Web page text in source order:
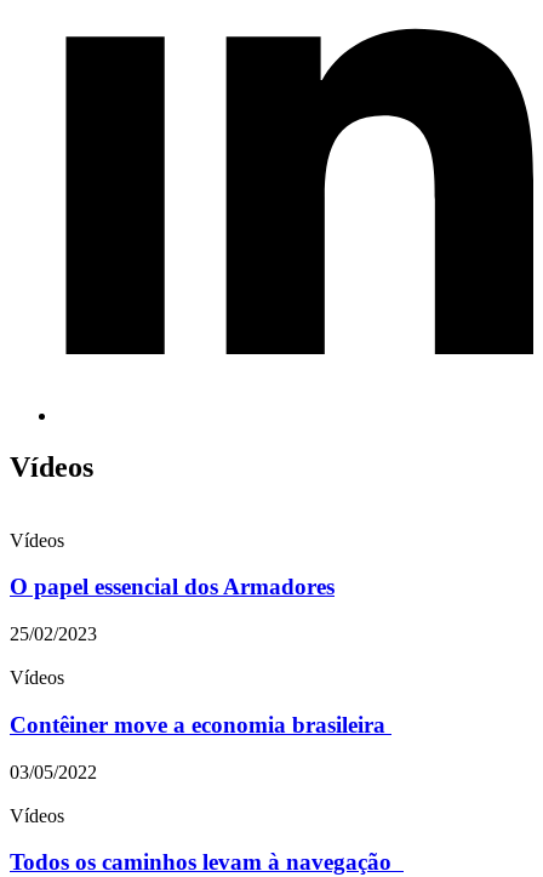
Vídeos
Vídeos
O papel essencial dos Armadores
25/02/2023
Vídeos
Contêiner move a economia brasileira
03/05/2022
Vídeos
Todos os caminhos levam à navegação